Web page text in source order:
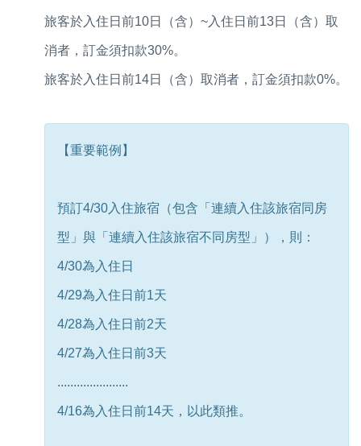
旅客於入住日前10日（含）~入住日前13日（含）取
消者，訂金須扣款30%。
旅客於入住日前14日（含）取消者，訂金須扣款0%。
【重要範例】
預訂4/30入住旅宿（包含「連續入住該旅宿同房
型」與「連續入住該旅宿不同房型」），則：
4/30為入住日
4/29為入住日前1天
4/28為入住日前2天
4/27為入住日前3天
......................
4/16為入住日前14天，以此類推。